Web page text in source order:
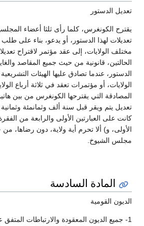
تعديل الدستور
يقترح الكونغرس، كلما رأى ثلثا أعضاء
تعديلات لهذا الدستور، أو يدعو، بناء على طلب
مختلف الولايات، إلى عقد مؤتمر لاقتراح
الحالتين، قانونية من حيث جميع المقاصد
الدستور، عندما تصادق عليها الهيئات
الولايات، أو مؤتمرات تعقد في ثلاثة أرباع
المصادقة التي يقترحها الكونغرس من بين
كانت على العبارتين الأولى والرابعة من
الأولى، و) ألا تحرم أية ولاية، دون
مجلس الشيوخ.
المادة السادسة
الديون القومية
1- جميع الديون المعقودة والارتباطات المتفق